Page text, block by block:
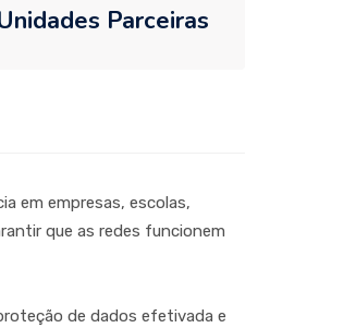
Parceiras
em empresas, escolas,
que as redes funcionem
de dados efetivada e